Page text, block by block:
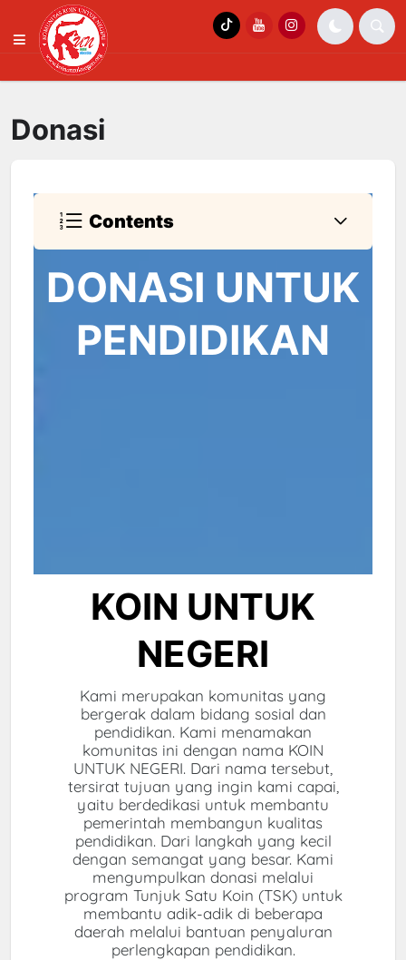
Donasi
Contents
DONASI UNTUK
PENDIDIKAN
KOIN UNTUK
NEGERI
Kami merupakan komunitas yang
bergerak dalam bidang sosial dan
pendidikan. Kami menamakan
komunitas ini dengan nama KOIN
UNTUK NEGERI. Dari nama tersebut,
tersirat tujuan yang ingin kami capai,
yaitu berdedikasi untuk membantu
pemerintah membangun kualitas
pendidikan. Dari langkah yang kecil
dengan semangat yang besar. Kami
mengumpulkan donasi melalui
program Tunjuk Satu Koin (TSK) untuk
membantu adik-adik di beberapa
daerah melalui bantuan penyaluran
perlengkapan pendidikan.